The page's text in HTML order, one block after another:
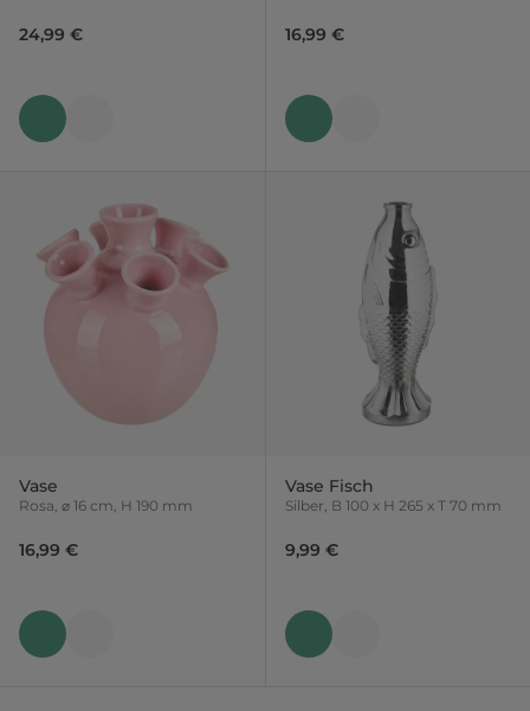
24,99 € 16,99 €
Vase
Rosa, ⌀ 16 cm, H 190 mm
16,99 €
Vase Fisch
Silber, B 100 x H 265 x T 70 mm
9,99 €